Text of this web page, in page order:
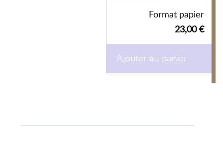
Format papier
23,00 €
Ajouter au panier